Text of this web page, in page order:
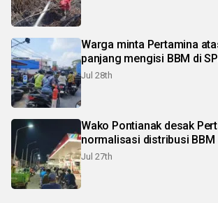
Warga minta Pertamina
panjang mengisi BBM di
Jul 28th
Wako Pontianak desak
normalisasi distribusi BBM
Jul 27th